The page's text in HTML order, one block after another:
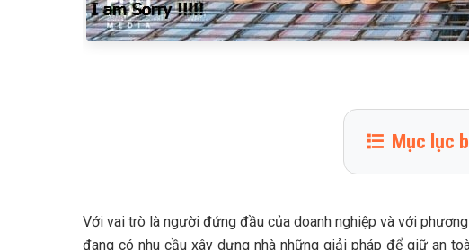
Mục lục
2 Báo giá ép
Với vai trò là người đứng đầu của doanh nghiệp và với
đang có nhu cầu xây dựng nhà những giải pháp để giữ an